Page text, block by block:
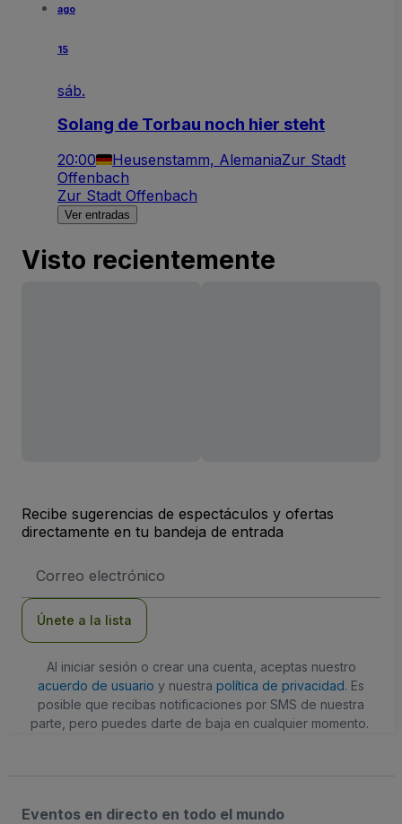
ago
15
sáb.
Solang de Torbau noch hier steht
20:00 Heusenstamm, AlemaniaZur Stadt
Offenbach
Zur Stadt Offenbach
Ver entradas
Visto recientemente
Recibe sugerencias de espectáculos y ofertas
directamente en tu bandeja de entrada
de
Únete a la lista
Al iniciar sesión o crear una cuenta, aceptas nuestro
acuerdo de usuario y nuestra política de privacidad. Es
posible que recibas notificaciones por SMS de nuestra
parte, pero puedes darte de baja en cualquier momento.
Eventos en directo en todo el mundo